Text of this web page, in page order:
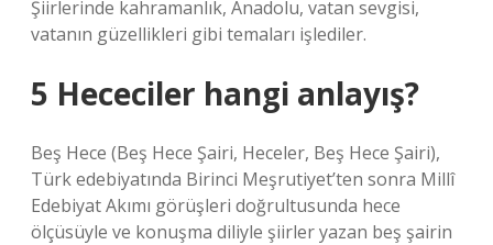
Şiirlerinde kahramanlık, Anadolu, vatan sevgisi,
vatanın güzellikleri gibi temaları işlediler.
5 Hececiler hangi anlayış?
Beş Hece (Beş Hece Şairi, Heceler, Beş Hece Şairi),
Türk edebiyatında Birinci Meşrutiyet’ten sonra Millî
Edebiyat Akımı görüşleri doğrultusunda hece
ölçüsüyle ve konuşma diliyle şiirler yazan beş şairin